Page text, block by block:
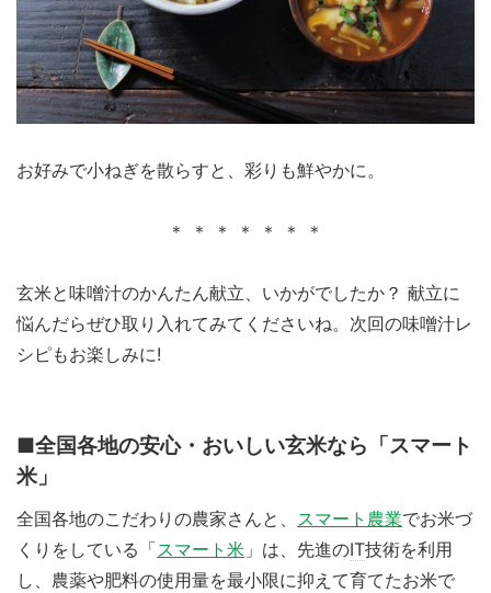
お好みで小ねぎを散らすと、彩りも鮮やかに。
＊ ＊ ＊ ＊ ＊ ＊ ＊
玄米と味噌汁のかんたん献立、いかがでしたか？ 献立に
悩んだらぜひ取り入れてみてくださいね。次回の味噌汁レ
シピもお楽しみに!
■全国各地の安心・おいしい玄米なら「スマート
米」
全国各地のこだわりの農家さんと、 スマート農業でお米づ
くりをしている「スマート米 」は、先進のIT技術を利用
し、農薬や肥料の使用量を最小限に抑えて育てたお米で